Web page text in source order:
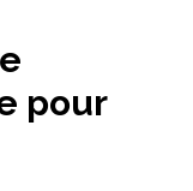
pour